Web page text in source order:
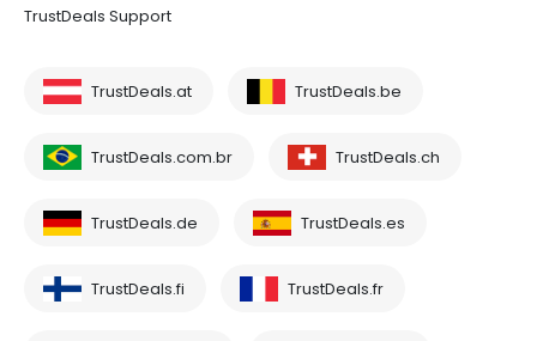
TrustDeals Support
TrustDeals.at TrustDeals.be
TrustDeals.com.br TrustDeals.ch
TrustDeals.de TrustDeals.es
TrustDeals.fi TrustDeals.fr